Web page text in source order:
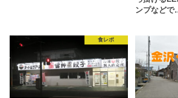
ンプなど
食レポ